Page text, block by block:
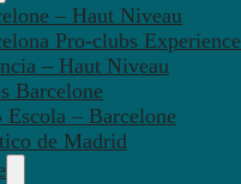
– Haut Niveau
Pro-clubs Experience
– Haut Niveau
Barcelone
Escola – Barcelone
de Madrid